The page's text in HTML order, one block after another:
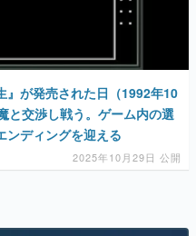
』が発売された日（1992年10
と交渉し戦う。ゲーム内の選
ンディングを迎える
2025年10月29日 公開